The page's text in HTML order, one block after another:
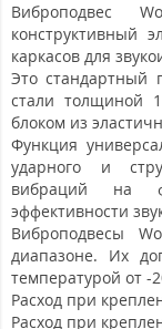
Виброподвес
конструктивный
каркасов для
Это стандартный
стали толщиной
блоком из
Функция
ударного и
вибраций на
эффективности
Виброподвесы
диапазоне. Их
температурой от -
Расход при
Расход при